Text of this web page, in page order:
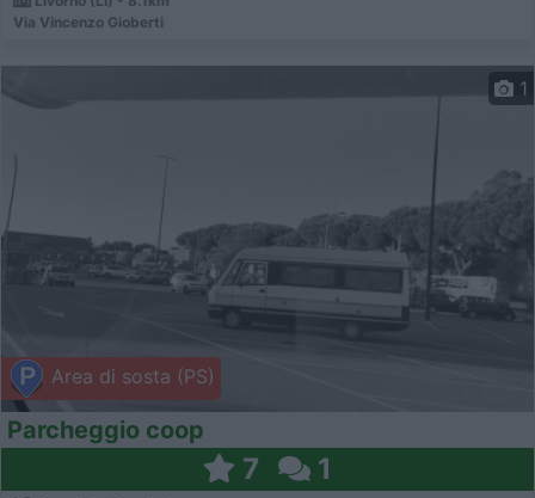
Via Vincenzo Gioberti
Area di sosta (PS)
1
Parcheggio coop
7 1